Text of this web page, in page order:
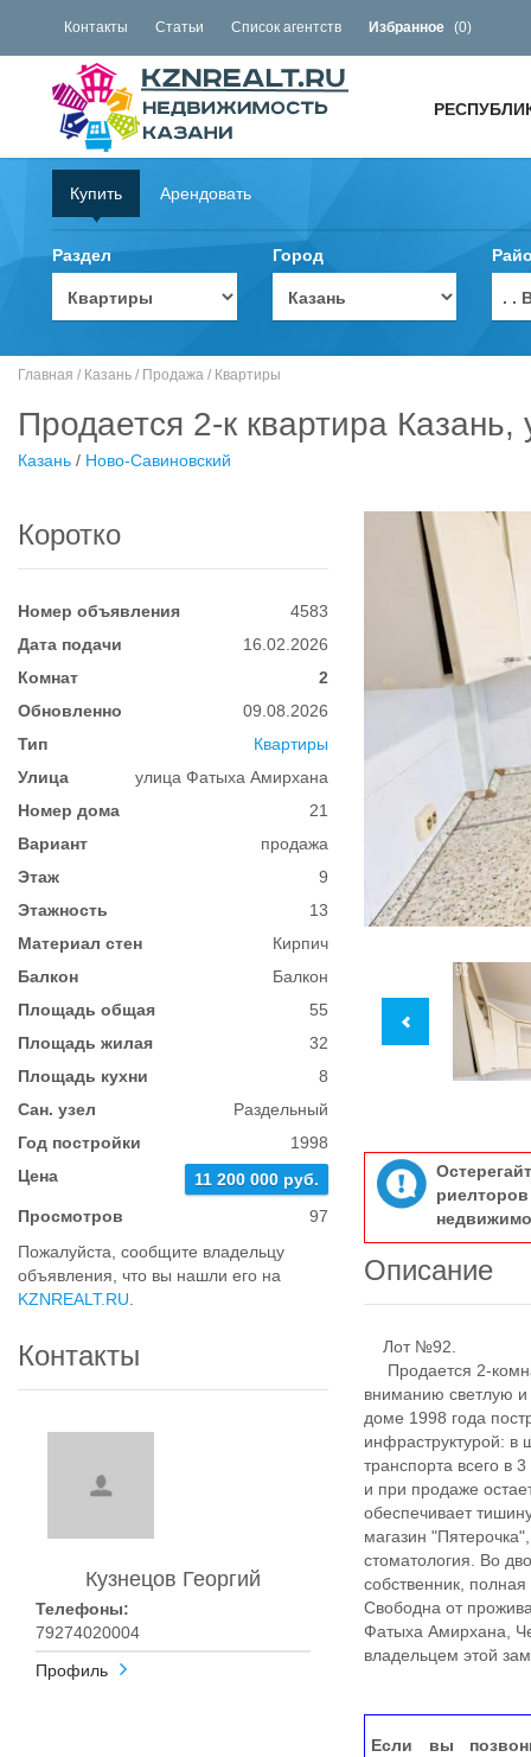
Контакты Статьи Список агентств Избранное (0)
Купить Арендовать
Раздел Город
. .
Главная / Казань / Продажа / Квартиры
Продается 2-к квартира
Казань / Ново-Савиновский
Коротко
Номер объявления
4583
Дата подачи
16.02.2026
Комнат
2
Обновленно
09.08.2026
Тип
Квартиры
Улица
улица Фатыха Амирхана
Номер дома
21
Вариант
продажа
Этаж
9
Этажность
13
Материал стен
Кирпич
Балкон
Балкон
Площадь общая
55
Площадь жилая
32
Площадь кухни
8
Сан. узел
Раздельный
Год постройки
1998
Цена
11 200 000 руб.
Просмотров
97
Пожалуйста, сообщите владельцу
объявления, что вы нашли его на
KZNREALT.RU
Контакты
Кузнецов Георгий
Телефоны:
79274020004
Профиль
Описание
Лот №92.
Продается 2-
вниманию светлую
доме 1998 года
инфраструктурой: в
транспорта всего в
и при продаже
обеспечивает
магазин
стоматология. Во
собственник,
Свободна от
Фатыха Амирхана,
владельцем этой
Если вы